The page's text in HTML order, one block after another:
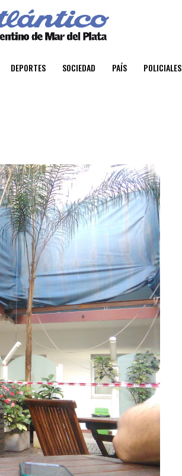
DEPORTES SOCIEDAD PAÍS POLICIALES